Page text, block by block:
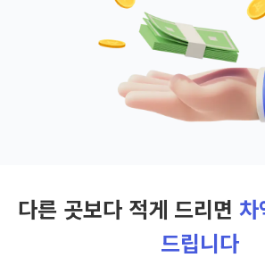
다른 곳보다 적게 드리면
드립니다